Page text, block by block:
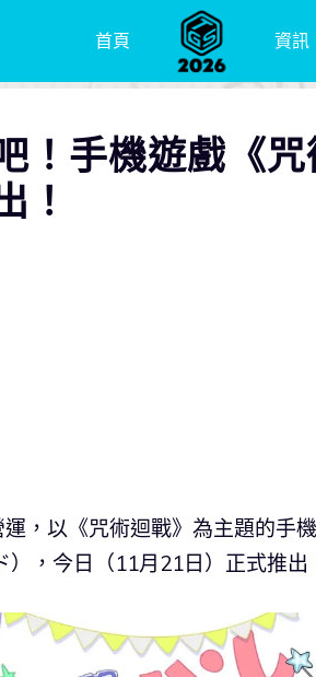
首頁 資訊
！手機遊戲《
！
，以《咒術迴戰》為主題的手
），今日（11月21日）正式推出